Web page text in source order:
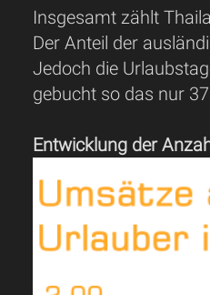
Insgesamt zählt
Der Anteil der
Jedoch die
gebucht so das nur
Entwicklung der